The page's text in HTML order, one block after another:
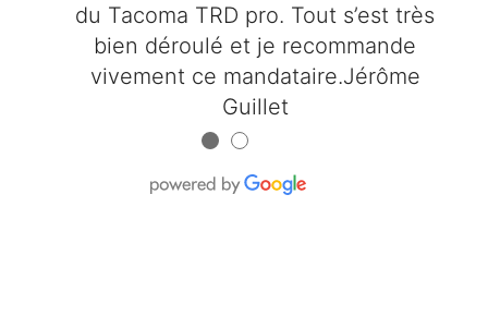
du Tacoma TRD pro. Tout s’est très
bien déroulé et je recommande
vivement ce mandataire.Jérôme
Guillet
● ●